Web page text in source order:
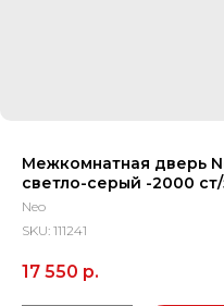
Межкомнатная дверь
светло-серый -2000
Neo
SKU: 111241
17 550 р.